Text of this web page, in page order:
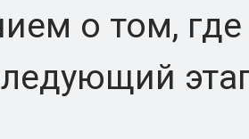
о том,